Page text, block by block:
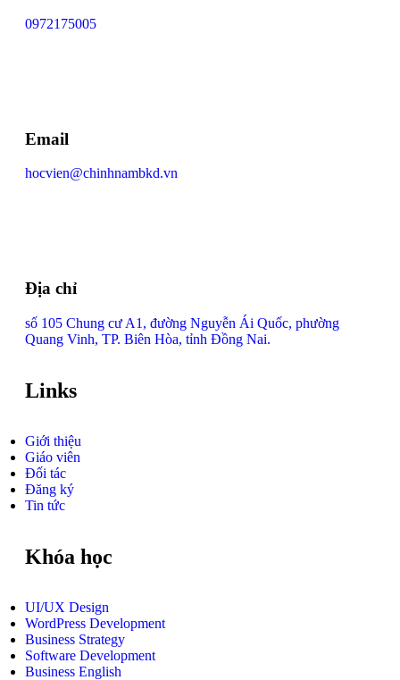
0972175005
Email
hocvien@chinhnambkd.vn
Địa chỉ
số 105 Chung cư A1, đường Nguyễn Ái Quốc, phường
Quang Vinh, TP. Biên Hòa, tỉnh Đồng Nai.
Links
Giới thiệu
Giáo viên
Đối tác
Đăng ký
Tin tức
Khóa học
UI/UX Design
WordPress Development
Business Strategy
Software Development
Business English